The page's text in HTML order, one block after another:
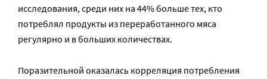
исследования, среди них на 44% больше тех, кто
потреблял продукты из переработанного мяса
регулярно и в больших количествах.
Поразительной оказалась корреляция потребления